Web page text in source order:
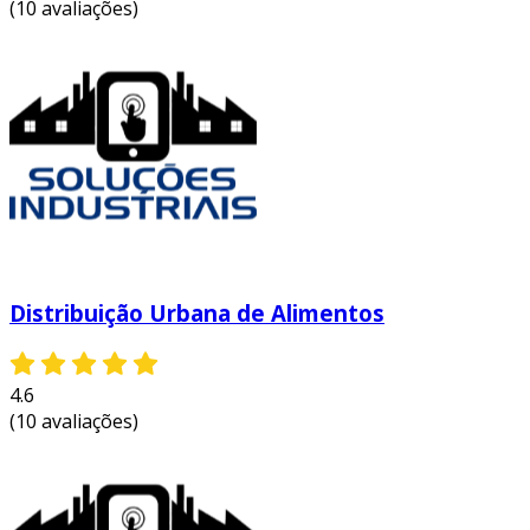
rápida adaptação das equipes operacionais.
(10 avaliações)
Distribuição Urbana de Alimentos
4.6
(10 avaliações)